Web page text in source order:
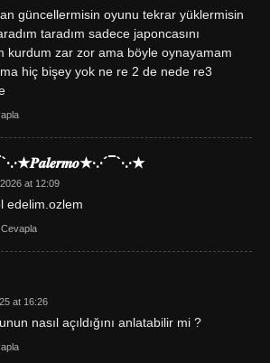
güncellermisin oyunu tekrar yüklermisin
taradım sadece japoncasını
kurdum zar zor ama böyle oynayamam
hiç bişey yok ne re 2 de nede re3
at 12:09
edelim.ozlem
at 16:26
nasıl açıldığını anlatabilir mi ?